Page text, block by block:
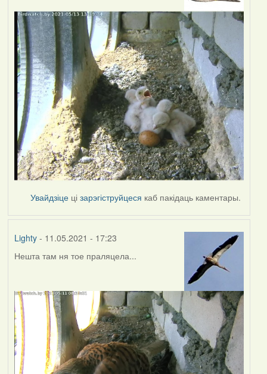
Увайдзіце цізарэгіструйцеся каб пакідаць каментары.
Lighty- 11.05.2021 - 17:23
Нешта там ня тое праляцела...